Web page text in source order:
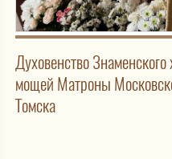
Духовенство
мощей Матроны
Томска